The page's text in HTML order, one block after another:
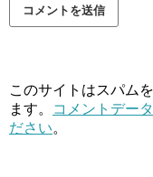
このサイトはスパム
ます。
コメントデー
ださい。